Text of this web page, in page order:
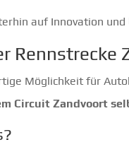
auf Innovation
Rennstrecke
Möglichkeit für
Circuit Zandvoort